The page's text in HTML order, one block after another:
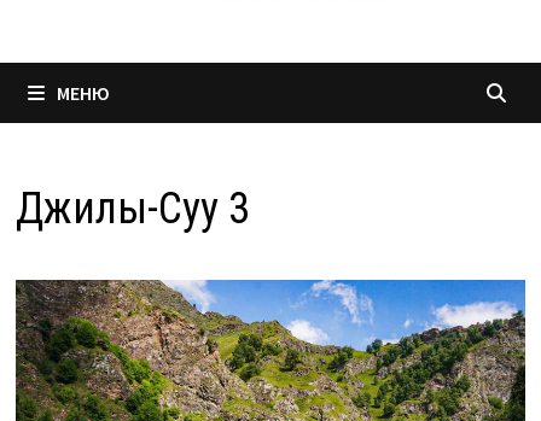
МЕНЮ
Джилы-Суу 3